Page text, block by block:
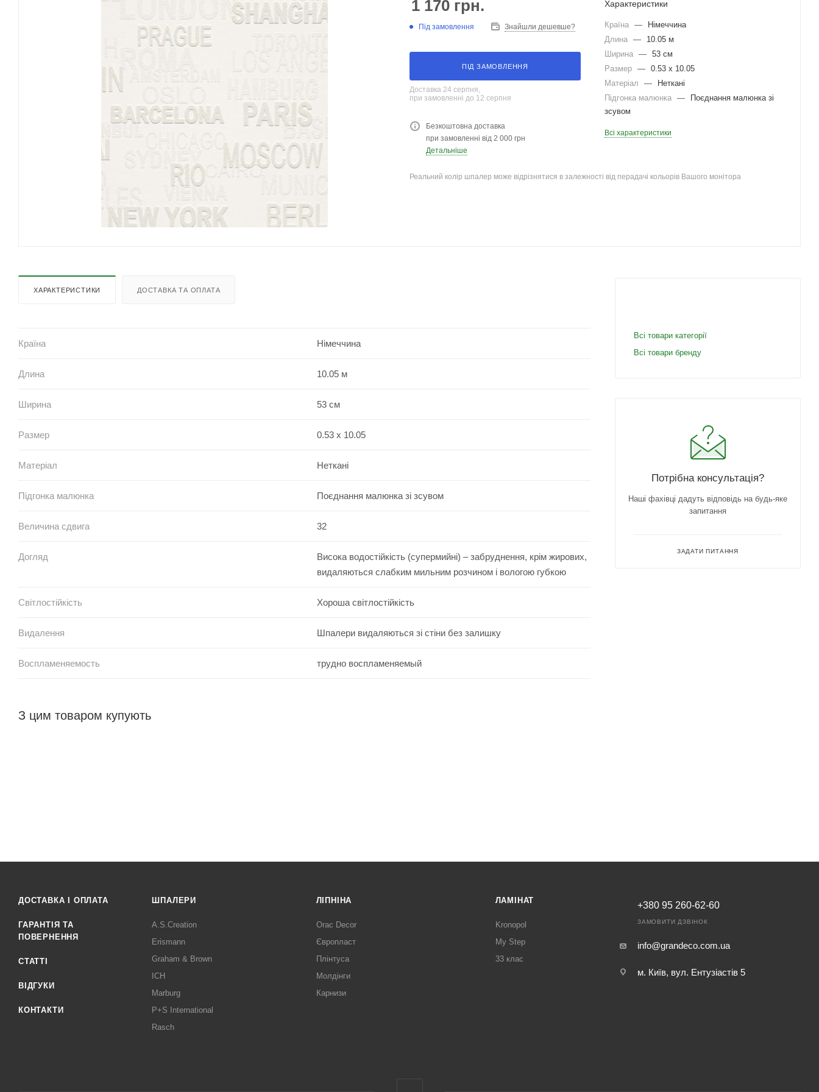
1 170 грн.
Під замовлення Знайшли дешевше?
ПІД ЗАМОВЛЕННЯ
Доставка 24 серпня,
при замовленні до 12 серпня
Безкоштовна доставка
при замовленні від 2 000 грн
Детальніше
Характеристики
Країна —
Німеччина
Длина —
10.05 м
Ширина — 53 см
Размер — 0.53 x 10.05
Матеріал
—
Неткані
Підгонка малюнка —
Поєднання малюнка зі
зсувом
Всі характеристики
Реальний колір шпалер може відрізнятися в залежності від перадачі кольорів Вашого монітора
ХАРАКТЕРИСТИКИ ДОСТАВКА ТА ОПЛАТА
Країна Німеччина
Длина 10.05 м
Ширина 53 см
Размер 0.53 x 10.05
Матеріал Неткані
Підгонка малюнка Поєднання малюнка зі зсувом
Величина сдвига 32
Догляд
Висока водостійкість (супермийні) – забруднення, крім жирових,
видаляються слабким мильним розчином і вологою губкою
Світлостійкість Хороша світлостійкість
Видалення Шпалери видаляються зі стіни без залишку
Воспламеняемость трудно воспламеняемый
З цим товаром купують
Всі товари категорії
Всі товари бренду
Потрібна консультація?
Наші фахівці дадуть відповідь на будь-яке
запитання
ЗАДАТИ ПИТАННЯ
ДОСТАВКА І ОПЛАТА
ГАРАНТІЯ ТА
ПОВЕРНЕННЯ
СТАТТІ
ВІДГУКИ
КОНТАКТИ
ШПАЛЕРИ
A.S.Creation
Erismann
Graham & Brown
ICH
Marburg
P+S International
Rasch
ЛІПНІНА
Orac Decor
Європласт
Плінтуса
Молдінги
Карнизи
ЛАМІНАТ
Kronopol
My Step
33 клас
+380 95 260-62-60
ЗАМОВИТИ ДЗВІНОК
info@grandeco.com.ua
м. Київ, вул. Ентузіастів 5